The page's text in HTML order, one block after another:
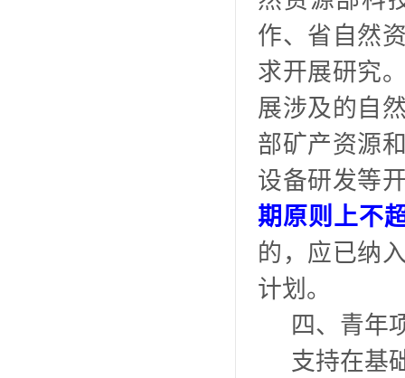
作、省自然
求开展研究
展涉及的自
部矿产资源
设备研发等
期原则上不
的，应已纳
计划。
四、青年
支持在基